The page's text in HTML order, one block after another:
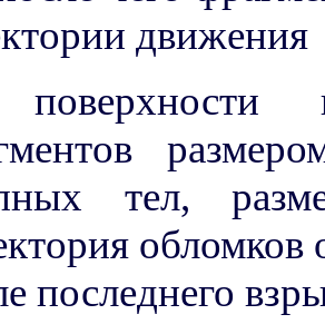
движения
тел,
обломков
последнего